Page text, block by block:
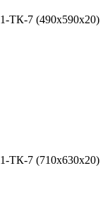
ТК-7 (490x590x20)
ТК-7 (710x630x20)